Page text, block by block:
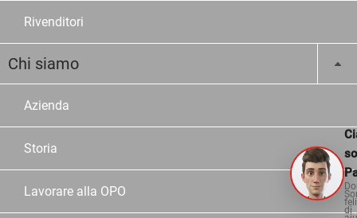
Rivenditori
Chi siamo
Azienda
Storia
Lavorare alla OPO
di